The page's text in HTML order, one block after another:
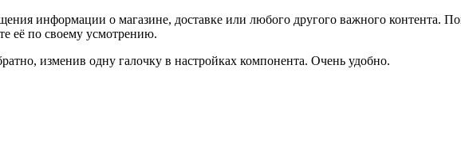
информации о магазине, доставке или любого другого важного контента.
её по своему усмотрению.
изменив одну галочку в настройках компонента. Очень удобно.